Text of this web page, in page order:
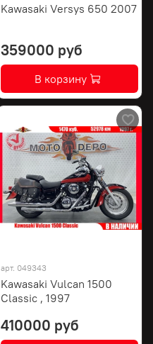
Kawasaki Versys 650 2007
359000 руб
В корзину
арт. 049343
Kawasaki Vulcan 1500
Classic , 1997
410000 руб